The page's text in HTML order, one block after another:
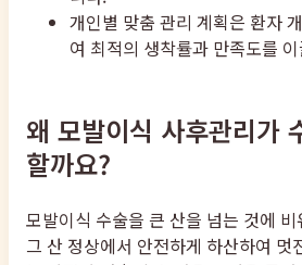
개인별 맞춤 관리 계획은 환자
여 최적의 생착률과 만족도를
왜 모발이식 사후관리가
할까요?
모발이식 수술을 큰 산을 넘는 것에
그 산 정상에서 안전하게 하산하여 멋